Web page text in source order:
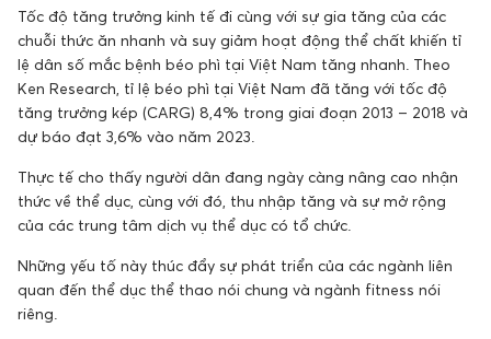
Tốc độ tăng trưởng kinh tế đi cùng với sự gia tăng của các
chuỗi thức ăn nhanh và suy giảm hoạt động thể chất khiến tỉ
lệ dân số mắc bệnh béo phì tại Việt Nam tăng nhanh. Theo
Ken Research, tỉ lệ béo phì tại Việt Nam đã tăng với tốc độ
tăng trưởng kép (CARG) 8,4% trong giai đoạn 2013 – 2018 và
dự báo đạt 3,6% vào năm 2023.
Thực tế cho thấy người dân đang ngày càng nâng cao nhận
thức về thể dục, cùng với đó, thu nhập tăng và sự mở rộng
của các trung tâm dịch vụ thể dục có tổ chức.
Những yếu tố này thúc đẩy sự phát triển của các ngành liên
quan đến thể dục thể thao nói chung và ngành fitness nói
riêng.